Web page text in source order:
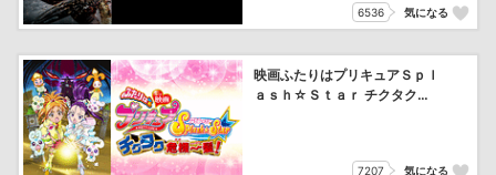
6536 気になる
映画ふたりはプリキュアＳｐｌ
ａｓｈ☆Ｓｔａｒ チクタク危
7207 気になる